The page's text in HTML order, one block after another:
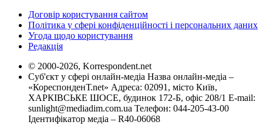
Договір користування сайтом
Політика у сфері конфіденційності і персональних даних
Угода щодо користування
Редакція
© 2000-2026, Korrespondent.net
Суб'єкт у сфері онлайн-медіа Назва онлайн-медіа –
«КореспонденТ.net» Адреса: 02091, місто Київ,
ХАРКІВСЬКЕ ШОСЕ, будинок 172-Б, офіс 208/1 E-mail:
sunlight@mediadim.com.ua Телефон: 044-205-43-00
Ідентифікатор медіа – R40-06068